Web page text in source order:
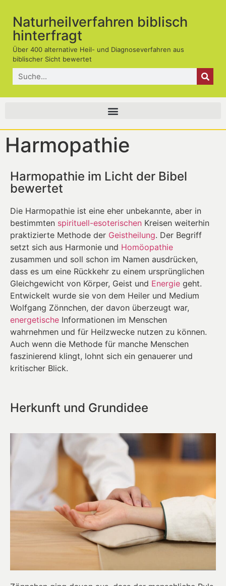
Naturheilverfahren biblisch
hinterfragt
Über 400 alternative Heil- und Diagnoseverfahren aus
biblischer Sicht bewertet
Harmopathie
Harmopathie im Licht der Bibel
bewertet
Die Harmopathie ist eine eher unbekannte, aber in
bestimmten spirituell-esoterischen Kreisen weiterhin
praktizierte Methode der Geistheilung. Der Begriff
setzt sich aus Harmonie und Homöopathie
zusammen und soll schon im Namen ausdrücken,
dass es um eine Rückkehr zu einem ursprünglichen
Gleichgewicht von Körper, Geist und Energie geht.
Entwickelt wurde sie von dem Heiler und Medium
Wolfgang Zönnchen, der davon überzeugt war,
energetische Informationen im Menschen
wahrnehmen und für Heilzwecke nutzen zu können.
Auch wenn die Methode für manche Menschen
faszinierend klingt, lohnt sich ein genauerer und
kritischer Blick.
Herkunft und Grundidee